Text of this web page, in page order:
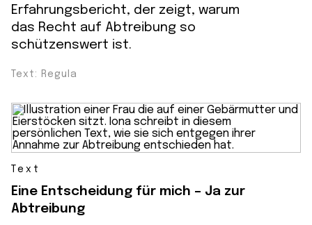
Erfahrungsbericht, der zeigt, warum
das Recht auf Abtreibung so
schützenswert ist.
Text: Regula
Text
Eine Entscheidung für mich – Ja zur
Abtreibung